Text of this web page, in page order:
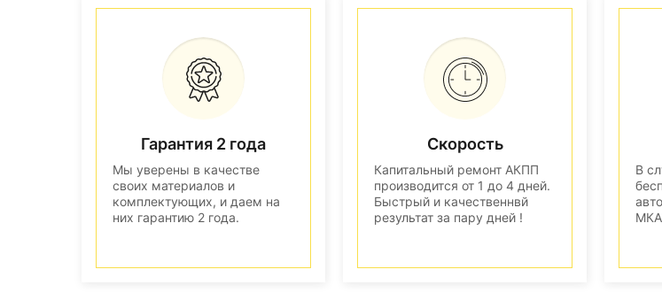
Гарантия 2 года
Мы уверены в качестве
своих материалов и
комплектующих, и даем на
них гарантию 2 года.
Скорость
Капитальный ремонт АКПП
производится от 1 до 4 дней.
Быстрый и качественнвй
результат за пару дней !
В